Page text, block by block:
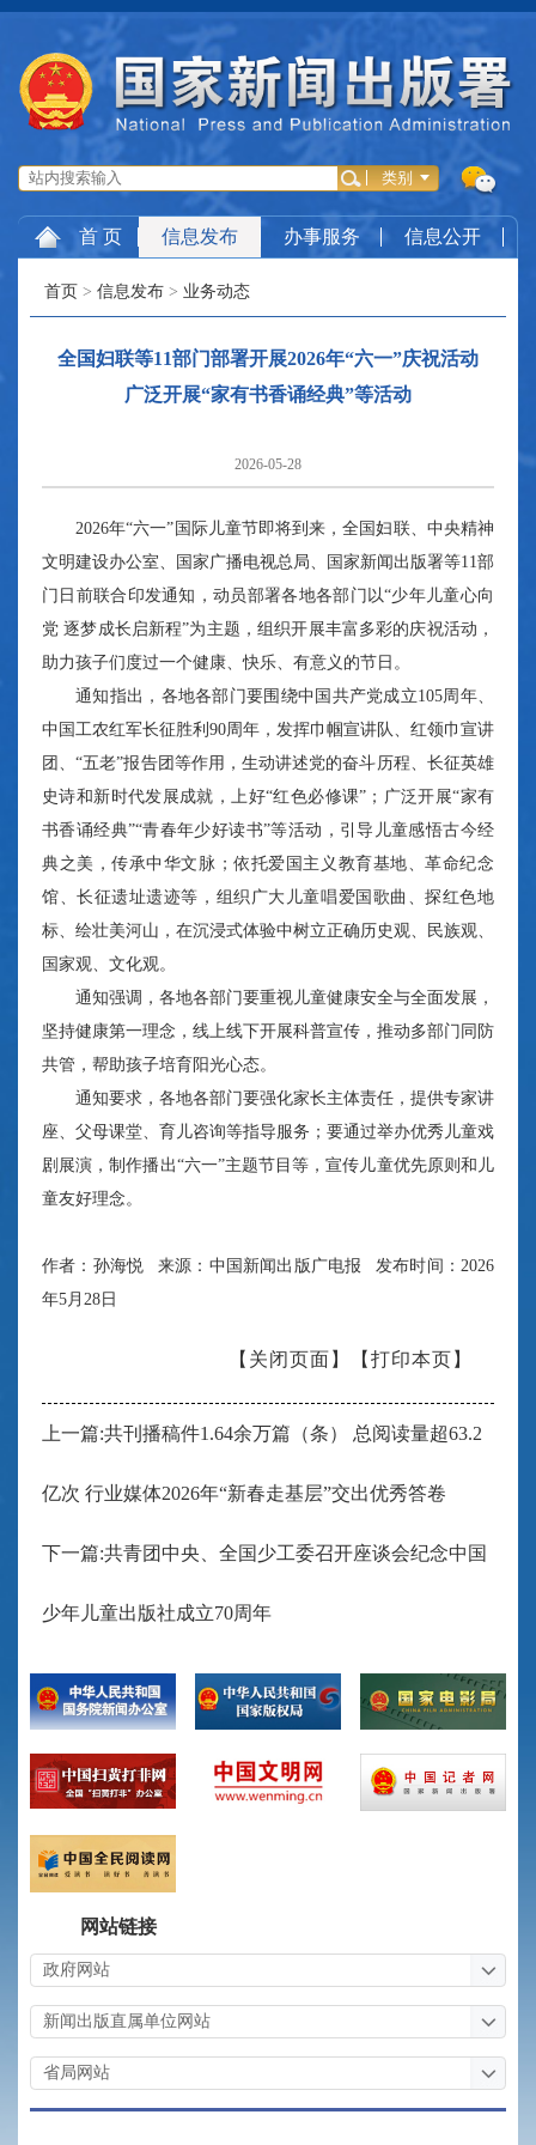
首 页 信息发布 办事服务 信息公开
首页 > 信息发布 > 业务动态
全国妇联等11部门部署开展2026年“六一”庆祝活动
广泛开展“家有书香诵经典”等活动
2026-05-28
2026年“六一”国际儿童节即将到来，全国妇联、中央精神
文明建设办公室、国家广播电视总局、国家新闻出版署等11部
门日前联合印发通知，动员部署各地各部门以“少年儿童心向
党 逐梦成长启新程”为主题，组织开展丰富多彩的庆祝活动，
助力孩子们度过一个健康、快乐、有意义的节日。
通知指出，各地各部门要围绕中国共产党成立105周年、
中国工农红军长征胜利90周年，发挥巾帼宣讲队、红领巾宣讲
团、“五老”报告团等作用，生动讲述党的奋斗历程、长征英雄
史诗和新时代发展成就，上好“红色必修课”；广泛开展“家有
书香诵经典”“青春年少好读书”等活动，引导儿童感悟古今经
典之美，传承中华文脉；依托爱国主义教育基地、革命纪念
馆、长征遗址遗迹等，组织广大儿童唱爱国歌曲、探红色地
标、绘壮美河山，在沉浸式体验中树立正确历史观、民族观、
国家观、文化观。
通知强调，各地各部门要重视儿童健康安全与全面发展，
坚持健康第一理念，线上线下开展科普宣传，推动多部门同防
共管，帮助孩子培育阳光心态。
通知要求，各地各部门要强化家长主体责任，提供专家讲
座、父母课堂、育儿咨询等指导服务；要通过举办优秀儿童戏
剧展演，制作播出“六一”主题节目等，宣传儿童优先原则和儿
童友好理念。
作者：孙海悦 来源：中国新闻出版广电报 发布时间：2026
年5月28日
【打印本页】
【关闭页面】
上一篇:共刊播稿件1.64余万篇（条） 总阅读量超63.2
亿次 行业媒体2026年“新春走基层”交出优秀答卷
下一篇:共青团中央、全国少工委召开座谈会纪念中国
少年儿童出版社成立70周年
网站链接